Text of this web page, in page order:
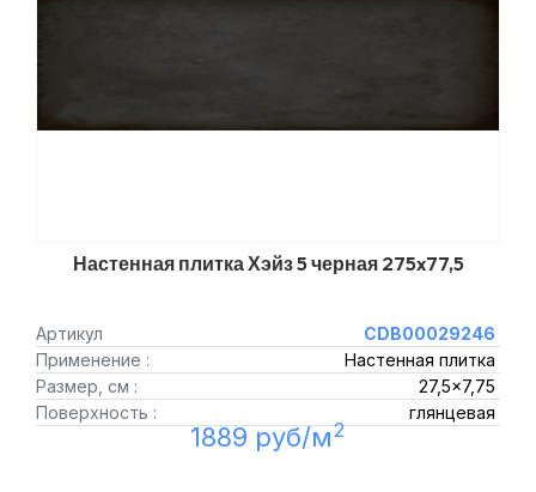
Настенная плитка Хэйз 5 черная 275x77,5
Артикул
CDB00029246
Применение :
Настенная плитка
Размер, см :
27,5x7,75
Поверхность :
глянцевая
1889 руб/м2